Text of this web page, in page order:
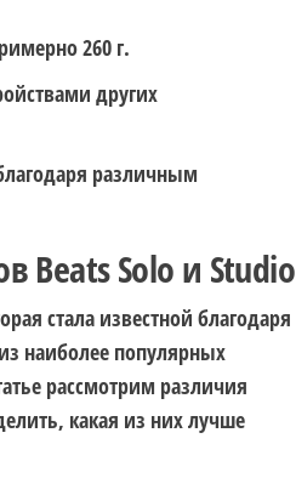
260 г.
других
различным
Solo и Studio
стала известной благодаря
наиболее популярных
рассмотрим различия
какая из них лучше